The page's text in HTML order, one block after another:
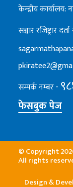
केन्द्रीय कार्यालय:
सञ्चार रजिष्ट्रार
सम्पर्क नम्बर -
फेसबुक पेज
© Copyright
All rights
Design &